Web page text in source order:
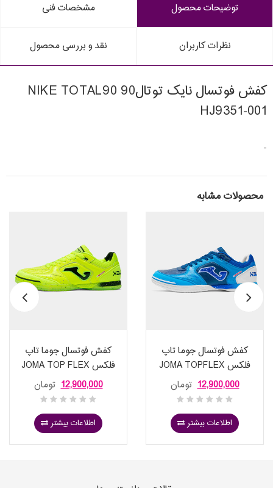
توضیحات محصول مشخصات فنی
نظرات کاربران نقد و بررسی محصول
کفش فوتسال نایک توتال90 NIKE TOTAL90
HJ9351-001
-
محصولات مشابه
کفش فوتسال جوما تاپ
فلکس JOMA TOP FLEX
FLUORESCENT YELLOW
2609
تومان 12,900,000
اطلاعات بیشتر
کفش فوتسال جوما تاپ
فلکس JOMA TOPFLEX
2635 ROYAL BLUE NAVY
BLUE INDOOR
تومان 12,900,000
اطلاعات بیشتر